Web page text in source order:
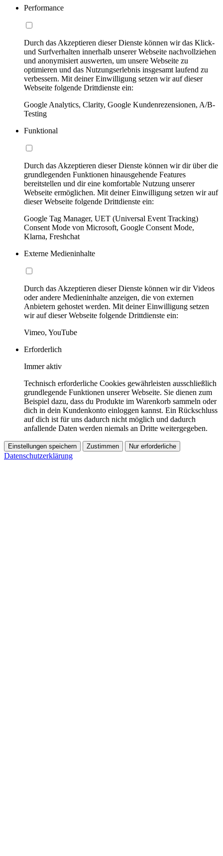
Performance
Durch das Akzeptieren dieser Dienste können wir das Klick-
und Surfverhalten innerhalb unserer Webseite nachvollziehen
und anonymisiert auswerten, um unsere Webseite zu
optimieren und das Nutzungserlebnis insgesamt laufend zu
verbessern. Mit deiner Einwilligung setzen wir auf dieser
Webseite folgende Drittdienste ein:
Google Analytics, Clarity, Google Kundenrezensionen, A/B-
Testing
Funktional
Durch das Akzeptieren dieser Dienste können wir dir über die
grundlegenden Funktionen hinausgehende Features
bereitstellen und dir eine komfortable Nutzung unserer
Webseite ermöglichen. Mit deiner Einwilligung setzen wir auf
dieser Webseite folgende Drittdienste ein:
Google Tag Manager, UET (Universal Event Tracking)
Consent Mode von Microsoft, Google Consent Mode,
Klarna, Freshchat
Externe Medieninhalte
Durch das Akzeptieren dieser Dienste können wir dir Videos
oder andere Medieninhalte anzeigen, die von externen
Anbietern gehostet werden. Mit deiner Einwilligung setzen
wir auf dieser Webseite folgende Drittdienste ein:
Vimeo, YouTube
Erforderlich
Immer aktiv
Technisch erforderliche Cookies gewährleisten ausschließlich
grundlegende Funktionen unserer Webseite. Sie dienen zum
Beispiel dazu, dass du Produkte im Warenkorb sammeln oder
dich in dein Kundenkonto einloggen kannst. Ein Rückschluss
auf dich ist für uns dadurch nicht möglich und dadurch
anfallende Daten werden niemals an Dritte weitergegeben.
Einstellungen speichern Zustimmen Nur erforderliche
Datenschutzerklärung